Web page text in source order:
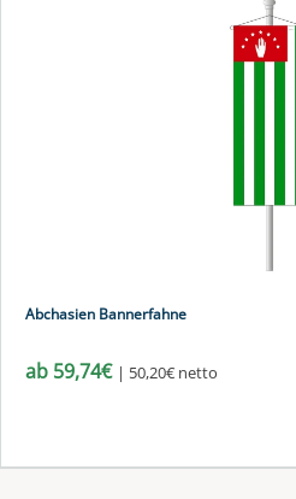
Abchasien Bannerfahne
ab 59,74€ | 50,20€ netto